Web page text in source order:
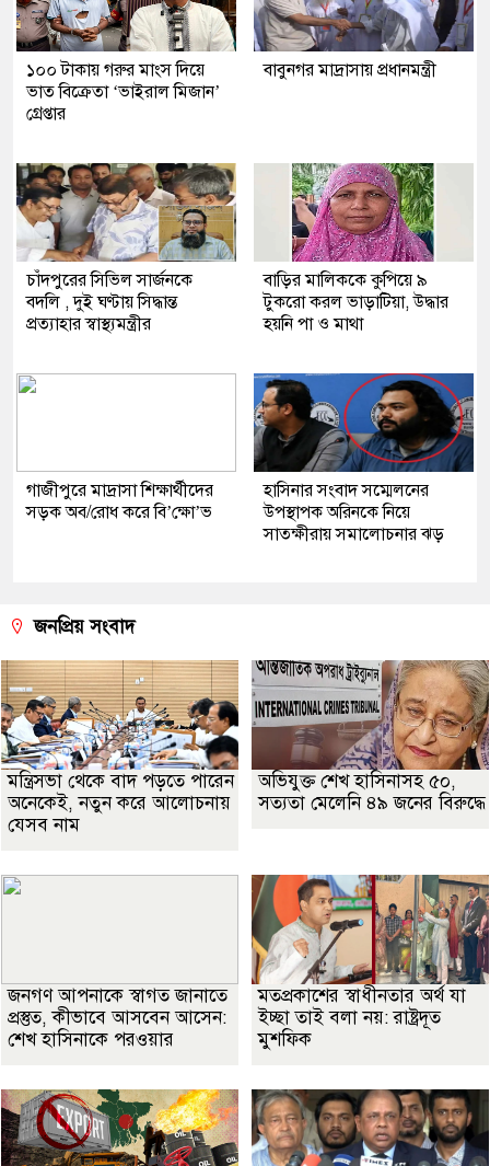
১০০ টাকায় গরুর মাংস দিয়ে
ভাত বিক্রেতা ‘ভাইরাল মিজান’
গ্রেপ্তার
বাবুনগর মাদ্রাসায় প্রধানমন্ত্রী
চাঁদপুরের সিভিল সার্জনকে
বদলি , দুই ঘণ্টায় সিদ্ধান্ত
প্রত্যাহার স্বাস্থ্যমন্ত্রীর
বাড়ির মালিককে কুপিয়ে ৯
টুকরো করল ভাড়াটিয়া, উদ্ধার
হয়নি পা ও মাথা
গাজীপুরে মাদ্রাসা শিক্ষার্থীদের
সড়ক অব/রোধ করে বি’ক্ষো’ভ
হাসিনার সংবাদ সম্মেলনের
উপস্থাপক অরিনকে নিয়ে
সাতক্ষীরায় সমালোচনার ঝড়
জনপ্রিয় সংবাদ
মন্ত্রিসভা থেকে বাদ পড়তে পারেন
অনেকেই, নতুন করে আলোচনায়
যেসব নাম
অভিযুক্ত শেখ হাসিনাসহ ৫০,
সত্যতা মেলেনি ৪৯ জনের বিরুদ্ধে
জনগণ আপনাকে স্বাগত জানাতে
প্রস্তুত, কীভাবে আসবেন আসেন:
শেখ হাসিনাকে পরওয়ার
মতপ্রকাশের স্বাধীনতার অর্থ যা
ইচ্ছা তাই বলা নয়: রাষ্ট্রদূত
মুশফিক